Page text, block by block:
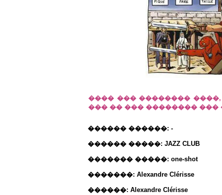
���� ��� ��������
��� �� ��� ��������
������ ������: -
������ �����: JAZZ CLUB
������� �����: one-shot
�������: Alexandre Clérisse
������: Alexandre Clérisse